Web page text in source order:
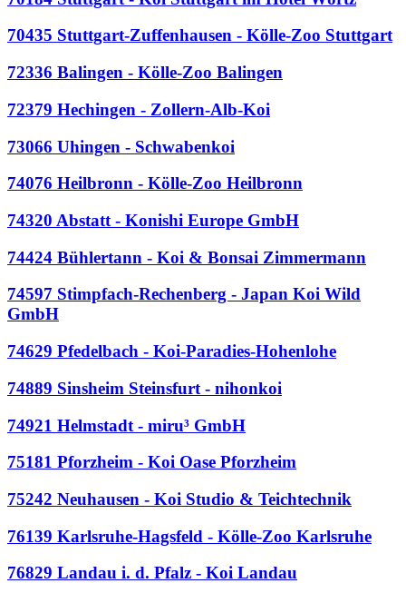
70435 Stuttgart-Zuffenhausen - Kölle-Zoo Stuttgart
72336 Balingen - Kölle-Zoo Balingen
72379 Hechingen - Zollern-Alb-Koi
73066 Uhingen - Schwabenkoi
74076 Heilbronn - Kölle-Zoo Heilbronn
74320 Abstatt - Konishi Europe GmbH
74424 Bühlertann - Koi & Bonsai Zimmermann
74597 Stimpfach-Rechenberg - Japan Koi Wild
GmbH
74629 Pfedelbach - Koi-Paradies-Hohenlohe
74889 Sinsheim Steinsfurt - nihonkoi
74921 Helmstadt - miru³ GmbH
75181 Pforzheim - Koi Oase Pforzheim
75242 Neuhausen - Koi Studio & Teichtechnik
76139 Karlsruhe-Hagsfeld - Kölle-Zoo Karlsruhe
76829 Landau i. d. Pfalz - Koi Landau